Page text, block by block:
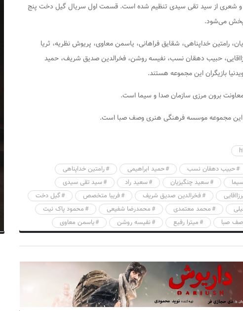
شعری از سید تقی سیدی تنظیم شده است. قسمت اول سریال گیل دخت پنج
رامتین خداپناهی، شقایق فراهانی، یاسمن معاوی، پریوش نظریه، ثریا
حبیب دهقان نسب، نفیسه روشن، فخرالدین صدیق شریف، حمید
بازیگران این مجموعه هستند.
برون مرزی سازمان صدا و سیما است.
این مجموعه موسسه فرهنگی هنری وصف صبا است.
حبیب دهقان نسب حمید ابراهیمی
رامتین خداپناهی
سعید چنگیزیان سعید راد
سید تقی سیدی
فخرالدین صدیق شریف فریبا متخصص
گیل دخت
محمد معتمدی محمدرضا شفیعی
محمود پاک نیت
صبا میترا رفیع نفیسه روشن یاسمن معاوی